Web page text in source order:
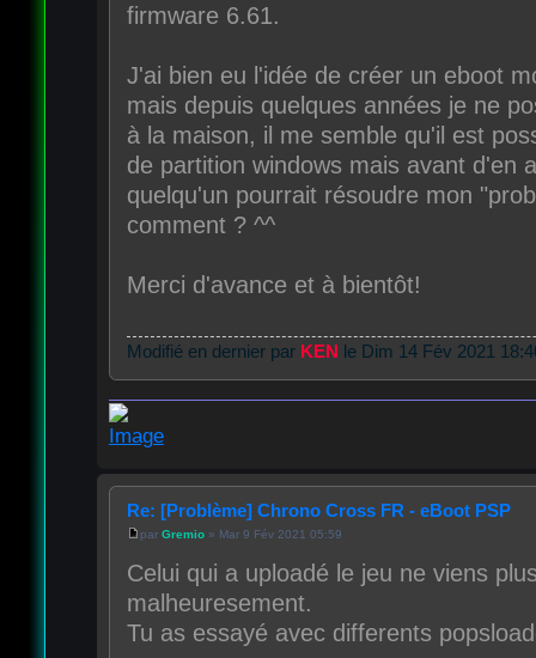
firmware 6.61.
J'ai bien eu l'idée de créer un eboot
mais depuis quelques années je ne
à la maison, il me semble qu'il est
de partition windows mais avant d'en
quelqu'un pourrait résoudre mon
comment ? ^^
Merci d'avance et à bientôt!
Modifié en dernier par KEN le Dim 14 Fév 2021
Re: [Problème] Chrono Cross FR - eBoot PSP
par Gremio» Mar 9 Fév 2021 05:59
Celui qui a uploadé le jeu ne viens
malheuresement.
Tu as essayé avec differents